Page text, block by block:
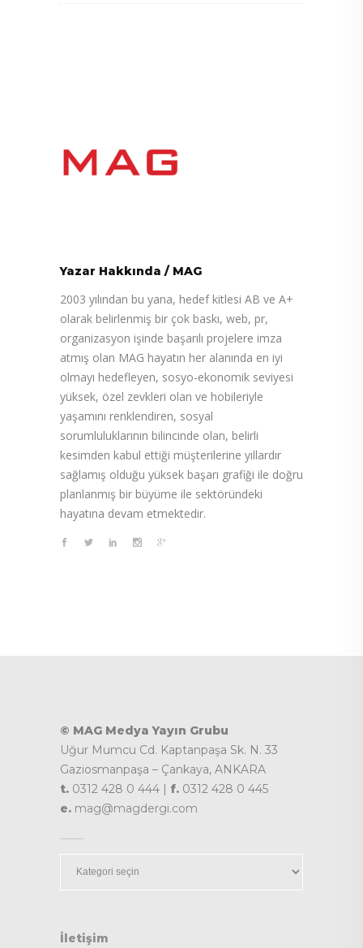
Yazar Hakkında / MAG
2003 yılından bu yana, hedef kitlesi AB ve A+
olarak belirlenmiş bir çok baskı, web, pr,
organizasyon işinde başarılı projelere imza
atmış olan MAG hayatın her alanında en iyi
olmayı hedefleyen, sosyo-ekonomik seviyesi
yüksek, özel zevkleri olan ve hobileriyle
yaşamını renklendiren, sosyal
sorumluluklarının bilincinde olan, belirli
kesimden kabul ettiği müşterilerine yıllardır
sağlamış olduğu yüksek başarı grafiği ile doğru
planlanmış bir büyüme ile sektöründeki
hayatına devam etmektedir.
© MAG Medya Yayın Grubu
Uğur Mumcu Cd. Kaptanpaşa Sk. N. 33
Gaziosmanpaşa – Çankaya, ANKARA
t. 0312 428 0 444 | f. 0312 428 0 445
e. mag@magdergi.com
İletişim